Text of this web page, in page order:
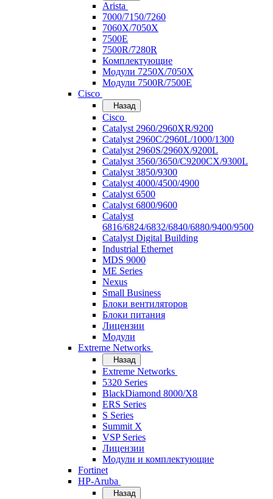
Arista
7000/7150/7260
7060X/7050X
7500E
7500R/7280R
Комплектующие
Модули 7250X/7050X
Модули 7500R/7500E
Cisco
Назад
Cisco
Catalyst 2960/2960XR/9200
Catalyst 2960C/2960L/1000/1300
Catalyst 2960S/2960X/9200L
Catalyst 3560/3650/C9200CX/9300L
Catalyst 3850/9300
Catalyst 4000/4500/4900
Catalyst 6500
Catalyst 6800/9600
Catalyst
6816/6824/6832/6840/6880/9400/9500
Catalyst Digital Building
Industrial Ethernet
MDS 9000
ME Series
Nexus
Small Business
Блоки вентиляторов
Блоки питания
Лицензии
Модули
Extreme Networks
Назад
Extreme Networks
5320 Series
BlackDiamond 8000/X8
ERS Series
S Series
Summit X
VSP Series
Лицензии
Модули и комплектующие
Fortinet
HP-Aruba
Назад